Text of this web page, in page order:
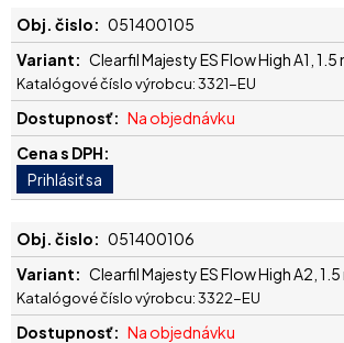
051400105
Clearfil Majesty ES Flow High A1, 1.5
Katalógové číslo výrobcu: 3321-EU
Na objednávku
051400106
Clearfil Majesty ES Flow High A2, 1.5
Katalógové číslo výrobcu: 3322-EU
Na objednávku